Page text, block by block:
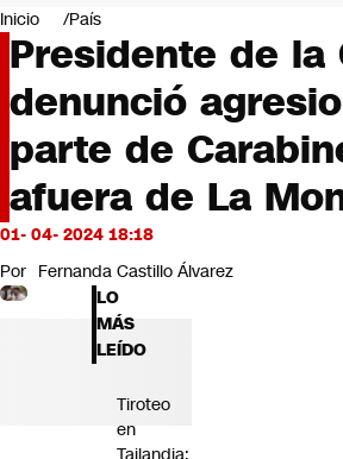
Negocios
Deportes
Programas completos
Cultura
Servicios
Bits
CNN tiempo
Futuro 360
Inicio País
Presidente de la
denunció
parte de
afuera de La
01- 04- 2024 18:18
Por Fernanda Castillo Álvarez
LO
MÁS
LEÍDO
Tiroteo
en
Tailandia: